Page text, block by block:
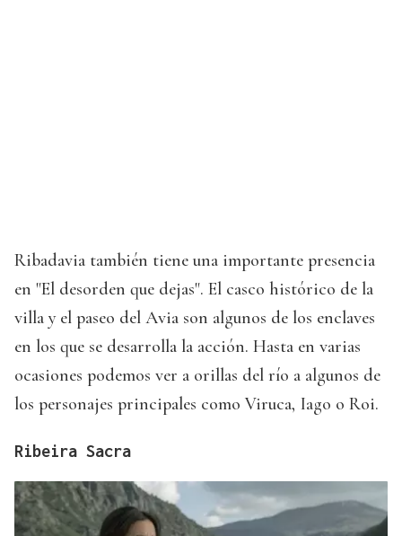
Ribadavia también tiene una importante presencia
en "El desorden que dejas". El casco histórico de la
villa y el paseo del Avia son algunos de los enclaves
en los que se desarrolla la acción. Hasta en varias
ocasiones podemos ver a orillas del río a algunos de
los personajes principales como Viruca, Iago o Roi.
Ribeira Sacra